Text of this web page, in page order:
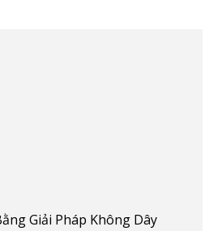
Giải Pháp Không Dây